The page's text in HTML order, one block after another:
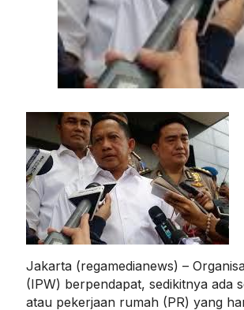
Jakarta (regamedianews) –
(IPW) berpendapat, sedikitnya ada
atau pekerjaan rumah (PR) yang